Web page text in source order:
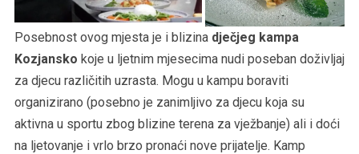
Posebnost ovog mjesta je i blizina dječjeg kampa
Kozjansko koje u ljetnim mjesecima nudi poseban doživljaj
za djecu različitih uzrasta. Mogu u kampu boraviti
organizirano (posebno je zanimljivo za djecu koja su
aktivna u sportu zbog blizine terena za vježbanje) ali i doći
na ljetovanje i vrlo brzo pronaći nove prijatelje. Kamp